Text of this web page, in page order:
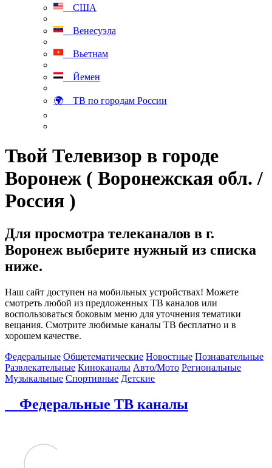
США
Венесуэла
Вьетнам
Йемен
🌍 ТВ по городам России
Твой Телевизор в городе
Воронеж ( Воронежская обл. /
Россия )
Для просмотра телеканалов в г.
Воронеж выберите нужный из списка
ниже.
Наш сайт доступен на мобильных устройствах! Можете
смотреть любой из предложенных ТВ каналов или
воспользоваться боковым меню для уточнения тематики
вещания. Смотрите любимые каналы ТВ бесплатно и в
хорошем качестве.
Федеральные Общетематические Новостные Познавательные
Развлекательные Киноканалы Авто/Мото Региональные
Музыкальные Спортивные Детские
Федеральные ТВ каналы